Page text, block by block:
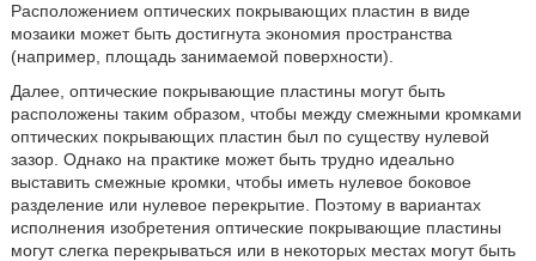
Расположением оптических покрывающих пластин в виде
мозаики может быть достигнута экономия пространства
(например, площадь занимаемой поверхности).
Далее, оптические покрывающие пластины могут быть
расположены таким образом, чтобы между смежными кромками
оптических покрывающих пластин был по существу нулевой
зазор. Однако на практике может быть трудно идеально
выставить смежные кромки, чтобы иметь нулевое боковое
разделение или нулевое перекрытие. Поэтому в вариантах
исполнения изобретения оптические покрывающие пластины
могут слегка перекрываться или в некоторых местах могут быть